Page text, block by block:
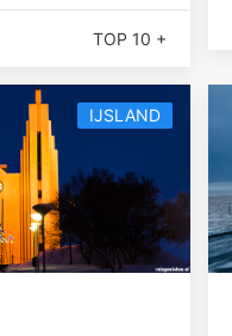
TOP 10 +
IJSLAND